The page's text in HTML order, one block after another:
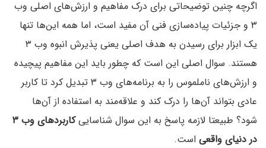
اگرچه چنین توضیحاتی برای درک مفاهیم و ارزش‌های اصلی وب
۳ و جزئیات پیاده‌سازی فنی آن مفید است، اما همه این‌ها تنها
یک ابزار برای رسیدن به هدف اصلی یعنی پذیرش انبوه وب ۳
هستند. سوال اصلی این است که چطور باید این مفاهیم پیچیده
و ارزش‌های ناملموس را به برنامه‌های وب ۳ تبدیل کرد تا کاربر
عادی بتواند آن‌ها را درک کند و علاقه‌مند به استفاده از آن‌ها
شود؟ طبیعتا لازمه پاسخ به این سوال شناسایی
کاربردهای وب ۳
در دنیای واقعی است.